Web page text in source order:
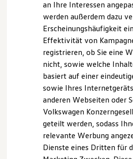
Laden unterwegs
Laden Zuhause
Ladezeitensimulator
Batterie
Sicherheit
Garantie und
Nachhaltigkeit
Technologie
Kosten und Kauf
Verbrauchskosten
Kaufoptionen
E-Auto-Förderung
Software und
Die ID. Software 6
ID. Software
Digitale Extras
Schnittstellen zu
Ältere Volkswagen haben einen
Servicebedarf als neue
Service ist speziell für
entwickelt worden, die älter als
bietet Ihnen ein vielfältiges
zeitwertgerechtem Service und
Ersatzteilqualität. Die Leistungen
Fachwissen, Volkswagen Teile
Erfahrung genau auf Ihr
decken nahezu alle Services ab.
speziell auf das Alter Ihres
der Durchführung der im
vorgeschriebenen Leistungen
an Ihre Interessen
werden außerdem dazu
Erscheinungshäufigkeit
Effektivität von
registrieren, ob Sie eine
nicht, sowie welche
basiert auf einer
sowie Ihres
anderen Webseiten oder
Volkswagen
geteilt werden, sodass
relevante Werbung
Dienste eines Dritten für